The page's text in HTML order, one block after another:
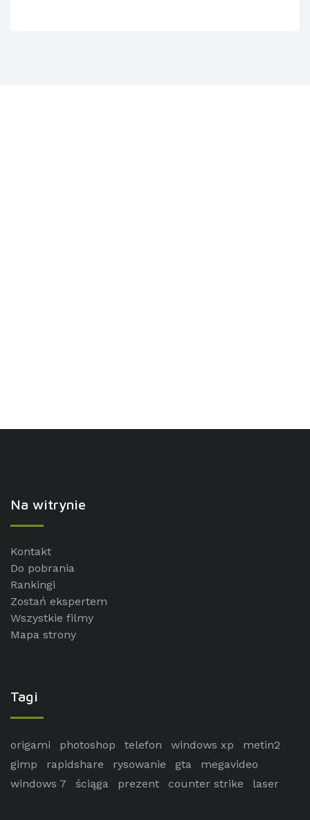
Na witrynie
Kontakt
Do pobrania
Rankingi
Zostań ekspertem
Wszystkie filmy
Mapa strony
Tagi
origami photoshop telefon windows xp
metin2
gimp
rapidshare rysowanie gta
megavideo
windows 7
ściąga prezent counter strike laser